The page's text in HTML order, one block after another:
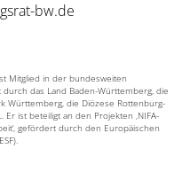
bw.de
Mitglied in der bundesweiten
das Land Baden-Württemberg, die
Württemberg, die Diözese Rottenburg-
Er ist beteiligt an den Projekten ‚NIFA-
gefördert durch den Europäischen